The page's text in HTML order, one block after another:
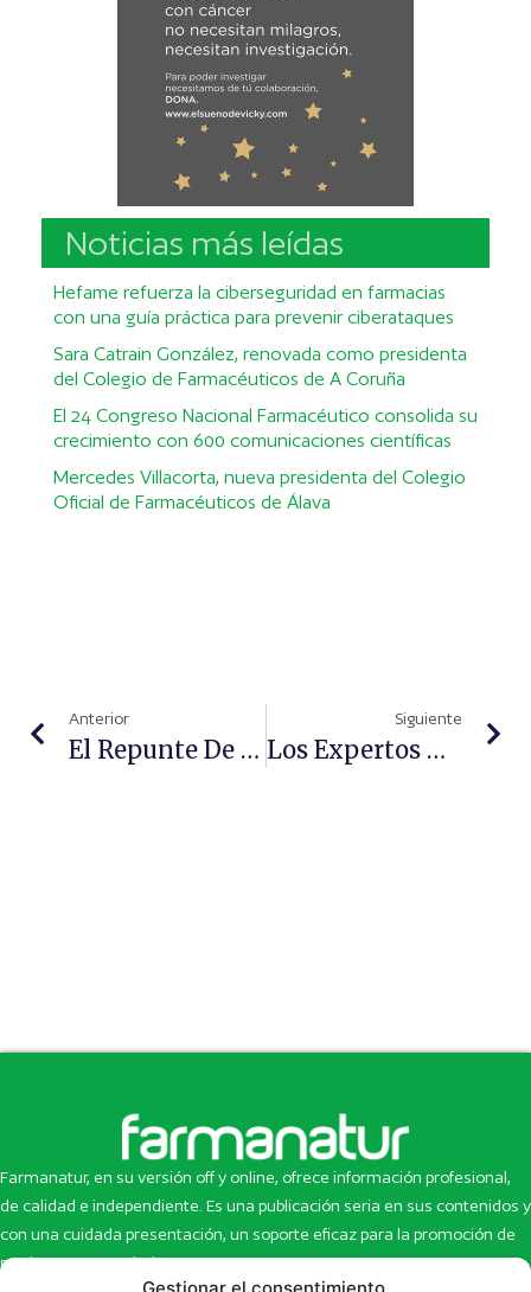
Noticias más leídas
Hefame refuerza la ciberseguridad en farmacias
con una guía práctica para prevenir ciberataques
Sara Catrain González, renovada como presidenta
del Colegio de Farmacéuticos de A Coruña
El 24 Congreso Nacional Farmacéutico consolida su
crecimiento con 600 comunicaciones científicas
Mercedes Villacorta, nueva presidenta del Colegio
Oficial de Farmacéuticos de Álava
Anterior
El Repunte De Casos De Covid-19, Durante El Verano, Eleva En Un 9% La Venta De Productos Antigripales
Siguiente
Los Expertos De La Fundación España Salud Valoran Positivamente Los Cambios En Los Menús Escolares Diarios
Farmanatur, en su versión off y online, ofrece información profesional,
de calidad e independiente. Es una publicación seria en sus contenidos y
con una cuidada presentación, un soporte eficaz para la promoción de
productos y novedades.